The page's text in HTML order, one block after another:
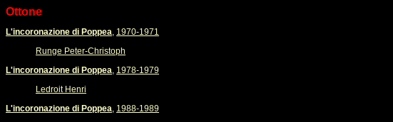
Ottone
L'incoronazione di Poppea, 1970-1971
Runge Peter-Christoph
L'incoronazione di Poppea, 1978-1979
Ledroit Henri
L'incoronazione di Poppea, 1988-1989